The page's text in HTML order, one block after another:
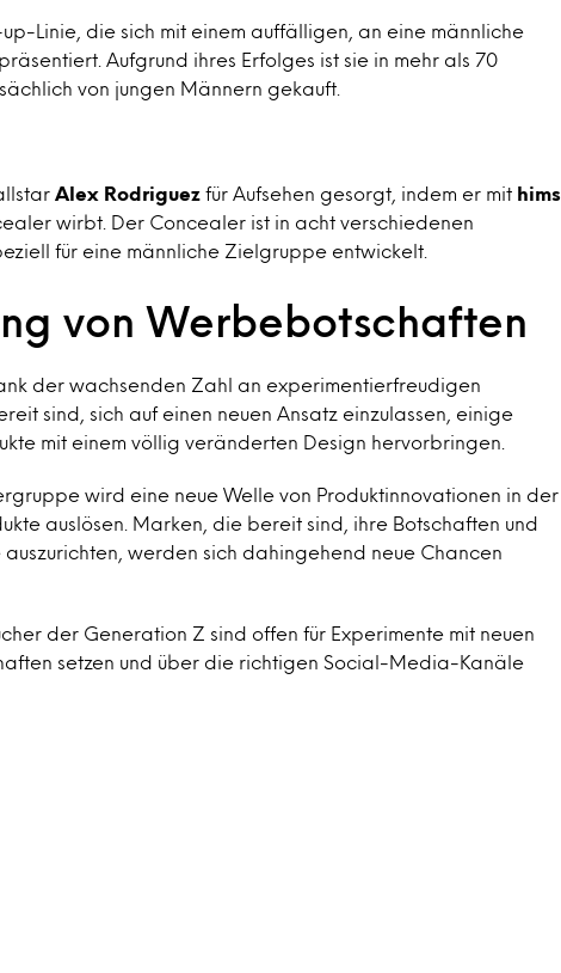
Linie, die sich mit einem auffälligen, an eine männliche
Aufgrund ihres Erfolges ist sie in mehr als 70
von jungen Männern gekauft.
Alex Rodriguez für Aufsehen gesorgt, indem er mit hims
wirbt. Der Concealer ist in acht verschiedenen
für eine männliche Zielgruppe entwickelt.
von Werbebotschaften
der wachsenden Zahl an experimentierfreudigen
sind, sich auf einen neuen Ansatz einzulassen, einige
mit einem völlig veränderten Design hervorbringen.
wird eine neue Welle von Produktinnovationen in der
auslösen. Marken, die bereit sind, ihre Botschaften und
werden sich dahingehend neue Chancen
der Generation Z sind offen für Experimente mit neuen
setzen und über die richtigen Social-Media-Kanäle